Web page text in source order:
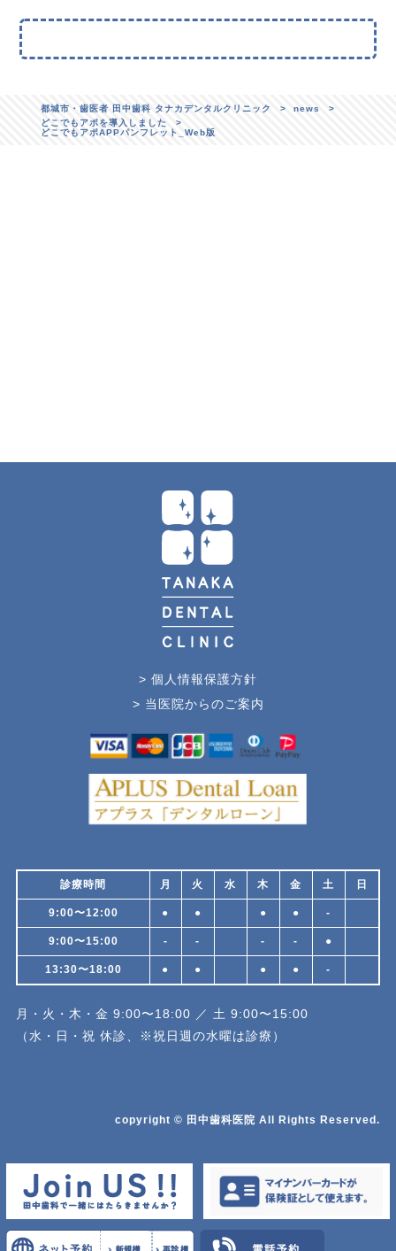
都城市・歯医者 田中歯科 タナカデンタルクリニック > news
>
どこでもアポを導入しました
>
どこでもアポAPPパンフレット_Web版
> 個人情報保護方針
> 当医院からのご案内
診療時間 月 火 水 木 金 土 日
9:00〜12:00 ● ● ● ● -
9:00〜15:00 - - - - ●
13:30〜18:00 ● ● ● ● -
月・火・木・金 9:00〜18:00 ／ 土 9:00〜15:00
（水・日・祝 休診、※祝日週の水曜は診療）
copyright © 田中歯科医院 All Rights Reserved.